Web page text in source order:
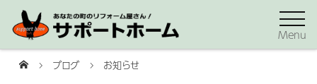
Menu
ブログ お知らせ